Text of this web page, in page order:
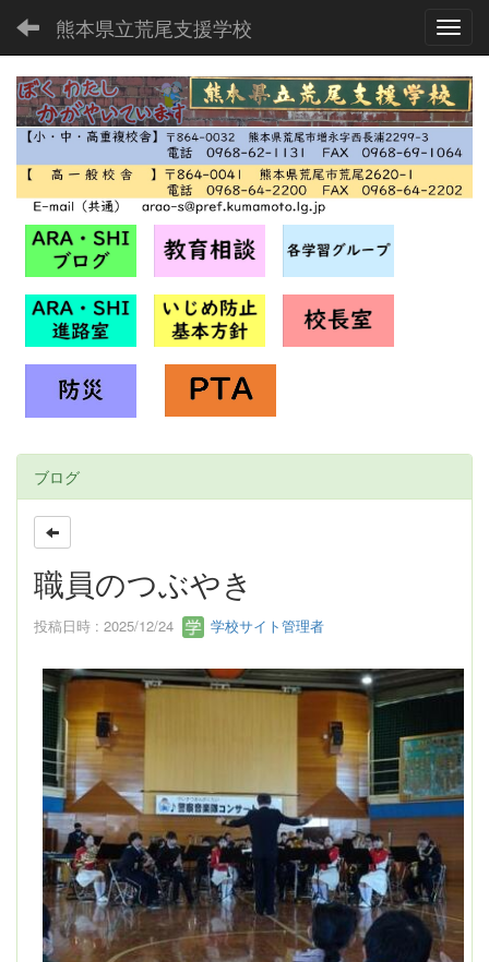
熊本県立荒尾支援学校
ブログ
職員のつぶやき
投稿日時 : 2025/12/24 学校サイト管理者